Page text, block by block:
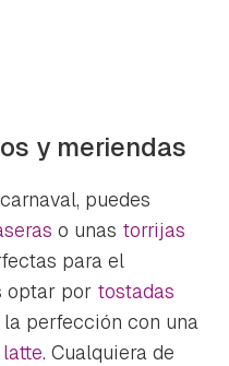
y meriendas
puedes
o unas torrijas
para el
optar por tostadas
perfección con una
. Cualquiera de